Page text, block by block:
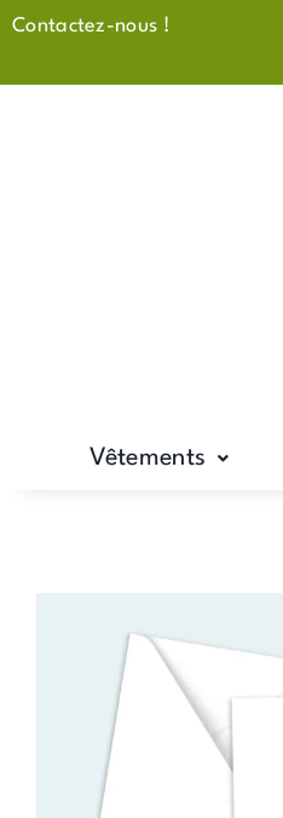
Aller
Contactez-nous !
Vêtements